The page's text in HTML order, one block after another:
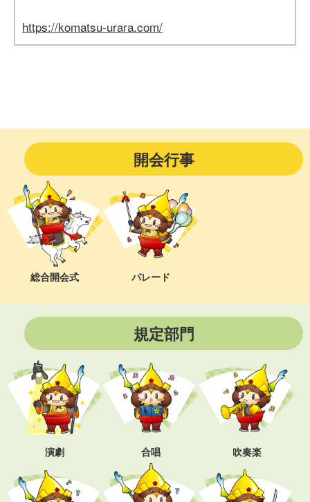
https://komatsu-urara.com/
開会行事
総合開会式 パレード
規定部門
演劇 合唱 吹奏楽